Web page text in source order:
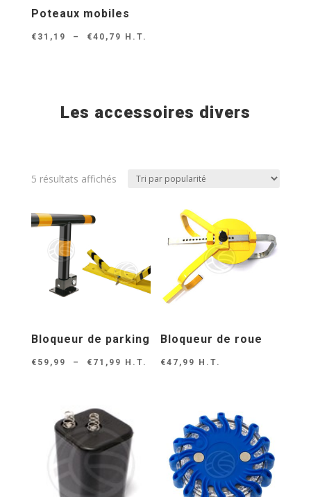
Poteaux mobiles
€ 31,19 – €40,79 Plage
à
H.T.
Les accessoires divers
5 résultats affichésTrié
Bloqueur de parking
€ 59,99 – € 71,99 Plage
à
€71,99
H.T.
Bloqueur de roue
€47,99 H.T.